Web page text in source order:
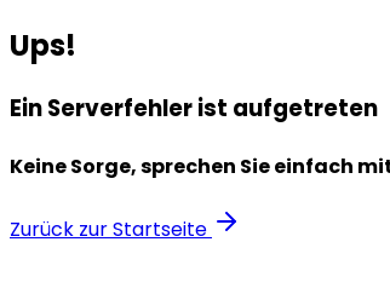
Ups!
Ein Serverfehler ist aufgetreten
Keine Sorge, sprechen Sie einfach
Zurück zur Startseite